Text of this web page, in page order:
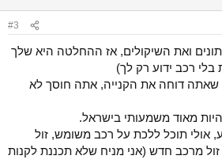
#3
ואת השיקולים, אז ההחלטה היא שלך
בלי רכב ידוע רק לך)
דוחה את הקנייה, אתה חוסך לא
מאוד משמעותי בישראל.
אולי תוכל ללכת על רכב משומש, זול
זול מרכב חדש (אני מניח שלא תכננת לקנות